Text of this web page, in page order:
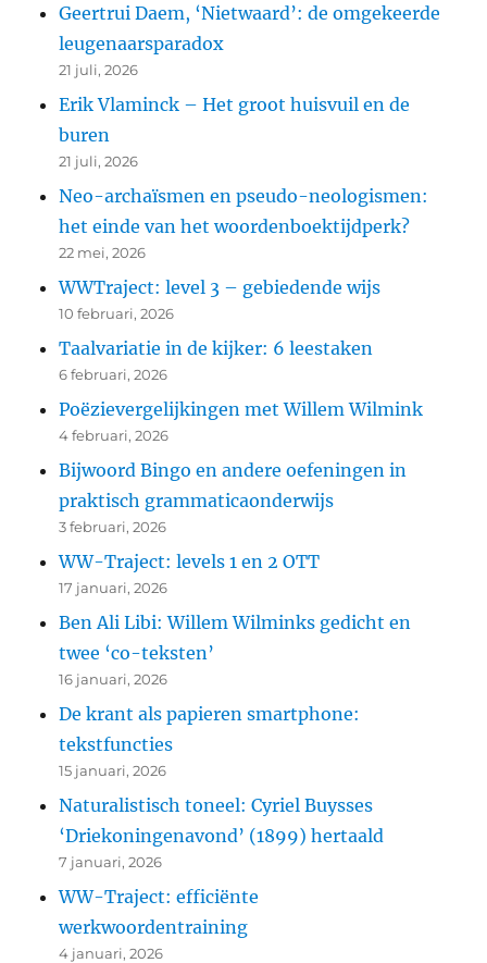
Geertrui Daem, ‘Nietwaard’: de omgekeerde
leugenaarsparadox
21 juli, 2026
Erik Vlaminck – Het groot huisvuil en de
buren
21 juli, 2026
Neo-archaïsmen en pseudo-neologismen:
het einde van het woordenboektijdperk?
22 mei, 2026
WWTraject: level 3 – gebiedende wijs
10 februari, 2026
Taalvariatie in de kijker: 6 leestaken
6 februari, 2026
Poëzievergelijkingen met Willem Wilmink
4 februari, 2026
Bijwoord Bingo en andere oefeningen in
praktisch grammaticaonderwijs
3 februari, 2026
WW-Traject: levels 1 en 2 OTT
17 januari, 2026
Ben Ali Libi: Willem Wilminks gedicht en
twee ‘co-teksten’
16 januari, 2026
De krant als papieren smartphone:
tekstfuncties
15 januari, 2026
Naturalistisch toneel: Cyriel Buysses
‘Driekoningenavond’ (1899) hertaald
7 januari, 2026
WW-Traject: efficiënte
werkwoordentraining
4 januari, 2026